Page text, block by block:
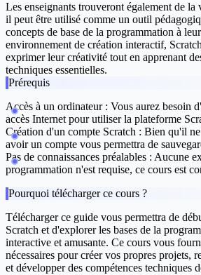
Les enseignants trouveront également de la
il peut être utilisé comme un outil
concepts de base de la programmation à
environnement de création interactif,
exprimer leur créativité tout en apprenant
techniques essentielles.
Prérequis
Accès à un ordinateur : Vous aurez besoin
accès Internet pour utiliser la plateforme
Création d'un compte Scratch : Bien qu'il
avoir un compte vous permettra de
Pas de connaissances préalables : Aucune
programmation n'est requise, ce cours est
Pourquoi télécharger ce cours ?
Télécharger ce guide vous permettra de
Scratch et d'explorer les bases de la
interactive et amusante. Ce cours vous
nécessaires pour créer vos propres projets,
et développer des compétences techniques